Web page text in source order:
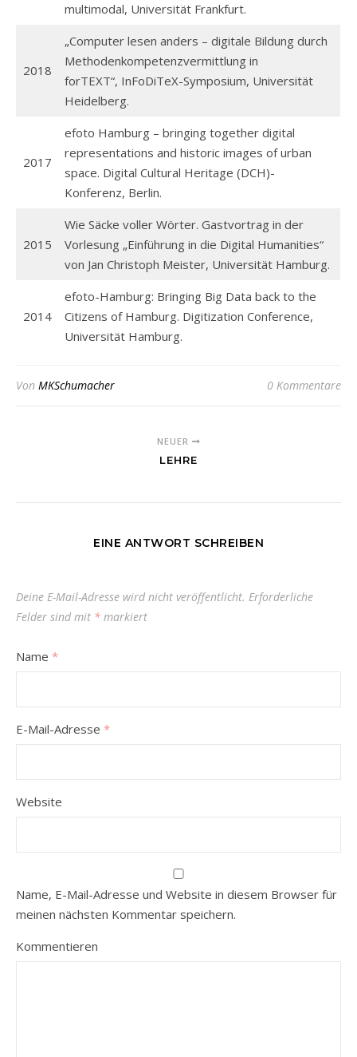
multimodal, Universität Frankfurt.
2018
„Computer lesen anders – digitale Bildung durch
Methodenkompetenzvermittlung in
forTEXT“, InFoDiTeX-Symposium, Universität
Heidelberg.
2017
efoto Hamburg – bringing together digital
representations and historic images of urban
space. Digital Cultural Heritage (DCH)-
Konferenz, Berlin.
2015
Wie Säcke voller Wörter. Gastvortrag in der
Vorlesung „Einführung in die Digital Humanities“
von Jan Christoph Meister, Universität Hamburg.
2014
efoto-Hamburg: Bringing Big Data back to the
Citizens of Hamburg. Digitization Conference,
Universität Hamburg.
Von MKSchumacher 0 Kommentare
NEUER
LEHRE
EINE ANTWORT SCHREIBEN
Deine E-Mail-Adresse wird nicht veröffentlicht. Erforderliche
Felder sind mit * markiert
Name *
E-Mail-Adresse *
Website
Name, E-Mail-Adresse und Website in diesem Browser für
meinen nächsten Kommentar speichern.
Kommentieren